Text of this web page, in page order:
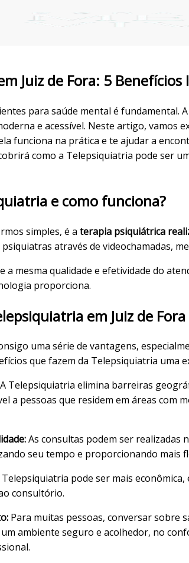
Juiz de Fora: 5 Benefícios
para saúde mental é fundamental.
e acessível. Neste artigo, vamos
funciona na prática e te ajudar a
como a Telepsiquiatria pode ser
e como funciona?
simples, é a terapia psiquiátrica
através de videochamadas,
a mesma qualidade e efetividade do
proporciona.
em Juiz de Fora
uma série de vantagens,
que fazem da Telepsiquiatria uma
A Telepsiquiatria elimina barreiras
a pessoas que residem em áreas com
As consultas podem ser realizadas
seu tempo e proporcionando mais
Telepsiquiatria pode ser mais
consultório.
Para muitas pessoas, conversar sobre
ambiente seguro e acolhedor, no